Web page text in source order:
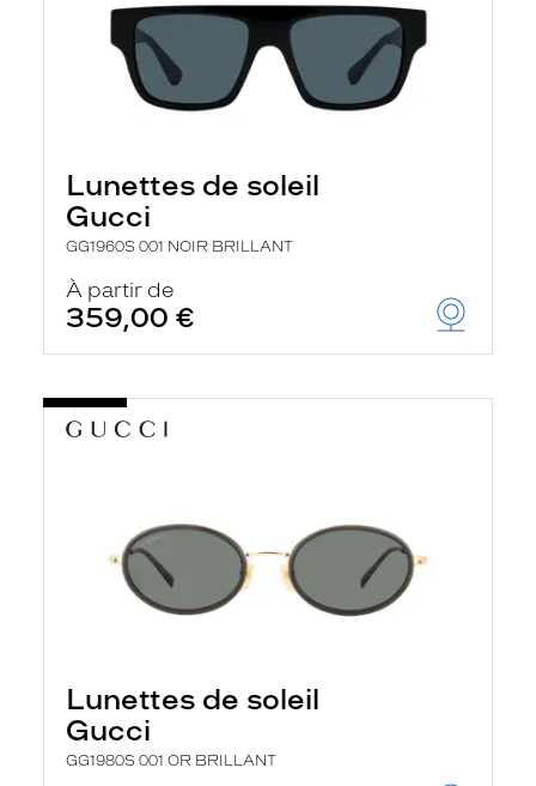
Lunettes de soleil
Gucci
GG1960S 001 NOIR BRILLANT
À partir de
359,00 €
Lunettes de soleil
Gucci
GG1980S 001 OR BRILLANT